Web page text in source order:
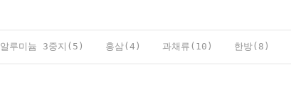
알루미늄 3중지(5) 홍삼(4) 과채류(10) 한방(8)